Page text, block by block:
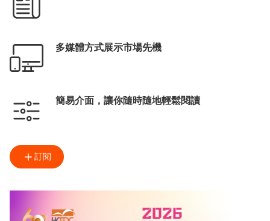
多媒體方式展示市場先機
簡易介面，讓你隨時隨地輕鬆閱讀
訂閱